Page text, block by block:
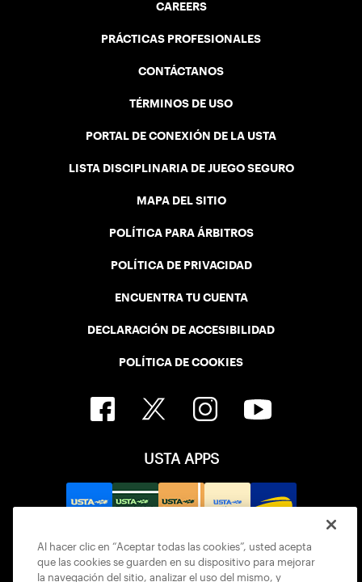
CAREERS
PRÁCTICAS PROFESIONALES
CONTÁCTANOS
TÉRMINOS DE USO
PORTAL DE CONEXIÓN DE LA USTA
LISTA DISCIPLINARIA DE JUEGO SEGURO
MAPA DEL SITIO
POLÍTICA PARA ÁRBITROS
POLÍTICA DE PRIVACIDAD
ENCUENTRA TU CUENTA
DECLARACIÓN DE ACCESIBILIDAD
POLÍTICA DE COOKIES
USTA APPS
Al hacer clic en “Aceptar todas las cookies”, usted acepta
que las cookies se guarden en su dispositivo para mejorar
la navegación del sitio, analizar el uso del mismo, y